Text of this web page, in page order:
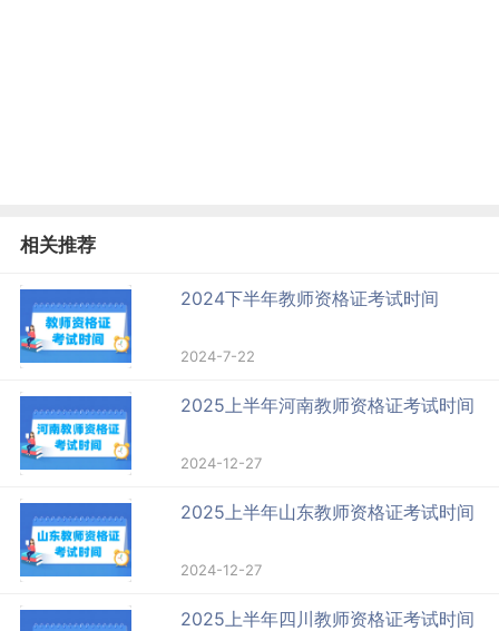
相关推荐
2024下半年教师资格证考试时间
2024-7-22
2025上半年河南教师资格证考试时间
2024-12-27
2025上半年山东教师资格证考试时间
2024-12-27
2025上半年四川教师资格证考试时间